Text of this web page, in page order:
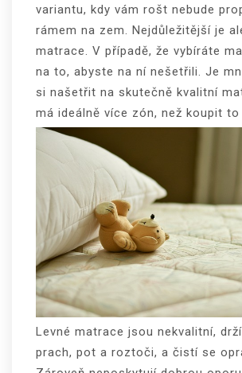
variantu, kdy vám rošt nebude
rámem na zem. Nejdůležitější je
matrace. V případě, že vybíráte
na to, abyste na ní nešetřili. Je
si našetřit na skutečně kvalitní
má ideálně více zón, než koupit to
Levné matrace jsou nekvalitní,
prach, pot a roztoči, a čistí se